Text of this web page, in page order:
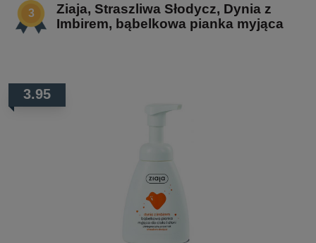
Ziaja, Straszliwa Słodycz, Dynia z
Imbirem, bąbelkowa pianka myjąca
3.95